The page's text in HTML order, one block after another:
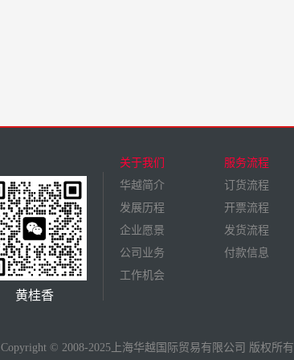
黄桂香
关于我们
华越简介
发展历程
企业愿景
公司业务
工作机会
服务流程
订货流程
开票流程
发货流程
付款信息
Copyright © 2008-2025上海华越国际贸易有限公司 版权所有